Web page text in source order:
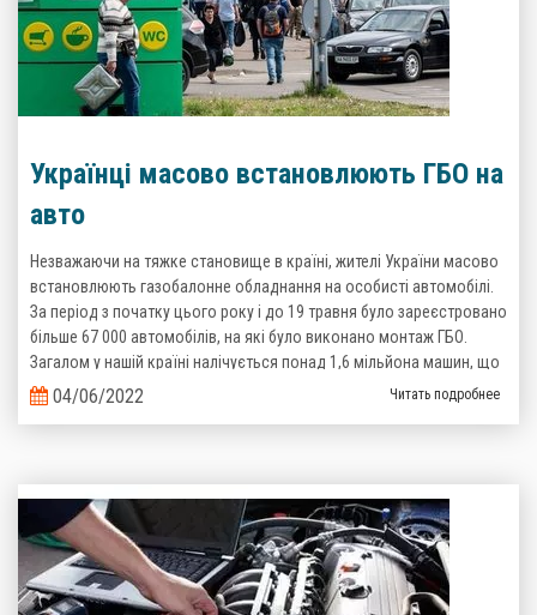
Українці масово встановлюють ГБО на
авто
Незважаючи на тяжке становище в країні, жителі України масово
встановлюють газобалонне обладнання на особисті автомобілі.
За період з початку цього року і до 19 травня було зареєстровано
більше 67 000 автомобілів, на які було виконано монтаж ГБО.
Загалом у нашій країні налічується понад 1,6 мільйона машин, що
пересуваються на зрідженому газі. Такі дані надані Головним
сервісним центром Міністерства Внутрішніх справ України.
04/06/2022 Читать подробнее